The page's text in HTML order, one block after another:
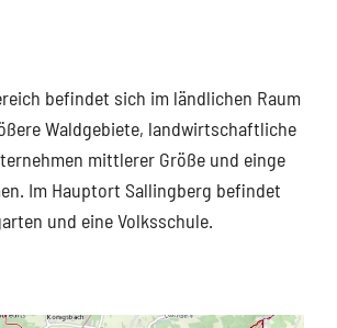
befindet sich im ländlichen Raum
Waldgebiete, landwirtschaftliche
mittlerer Größe und einge
Im Hauptort Sallingberg befindet
und eine Volksschule.